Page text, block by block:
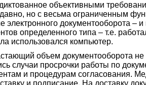
объективными
но с весьма ограниченным
электронного документооборота –
определенного типа – т.е.
использовался компьютер.
объем документооборота не
случаи просрочки работы по
и процедурам согласования.
и подписание. На доставку